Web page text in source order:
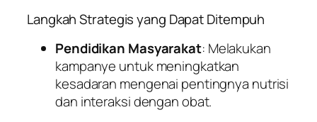
Langkah Strategis yang Dapat Ditempuh
Pendidikan Masyarakat: Melakukan
kampanye untuk meningkatkan
kesadaran mengenai pentingnya nutrisi
dan interaksi dengan obat.